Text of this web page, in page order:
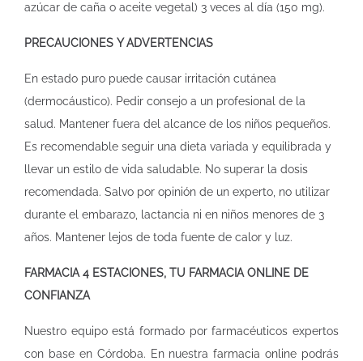
azúcar de caña o aceite vegetal) 3 veces al día (150 mg).
PRECAUCIONES Y ADVERTENCIAS
En estado puro puede causar irritación cutánea
(dermocáustico). Pedir consejo a un profesional de la
salud. Mantener fuera del alcance de los niños pequeños.
Es recomendable seguir una dieta variada y equilibrada y
llevar un estilo de vida saludable. No superar la dosis
recomendada. Salvo por opinión de un experto, no utilizar
durante el embarazo, lactancia ni en niños menores de 3
años. Mantener lejos de toda fuente de calor y luz.
FARMACIA 4 ESTACIONES, TU FARMACIA ONLINE DE
CONFIANZA
Nuestro equipo está formado por farmacéuticos expertos
con base en Córdoba. En nuestrafarmacia online podrás